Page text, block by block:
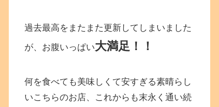
過去最高をまたまた更新してしまいました
が、お腹いっぱい大満足！！
何を食べても美味しくて安すぎる素晴らし
いこちらのお店、これからも末永く通い続